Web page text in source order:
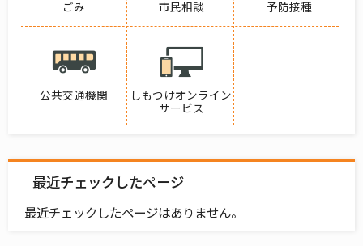
ごみ 市民相談 予防接種
公共交通機関
しもつけオンライン
サービス
最近チェックしたページ
最近チェックしたページはありません。